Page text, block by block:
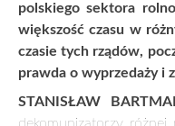
polskiego sektora
większość czasu w
czasie tych rządów,
prawda o wyprzedaży i
STANISŁAW